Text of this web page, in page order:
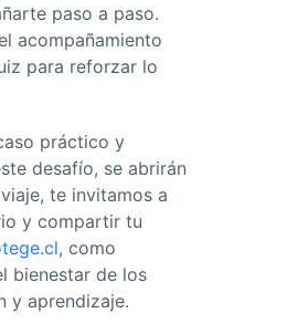
paso a paso.
acompañamiento
para reforzar lo
práctico y
desafío, se abrirán
te invitamos a
y compartir tu
, como
bienestar de los
y aprendizaje.